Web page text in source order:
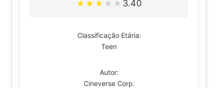
★ ★ ★ ★ ★ 3.40
Classificação Etária:
Teen
Autor:
Cineverse Corp.